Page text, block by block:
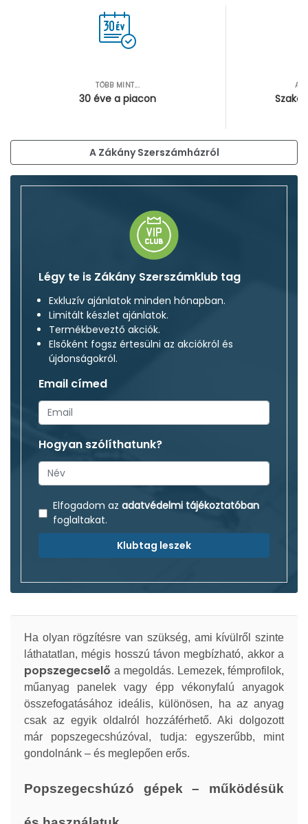
TÖBB MINT...
30 éve a piacon
A Zákány Szerszámházról
Légy te is Zákány Szerszámklub tag
Exkluzív ajánlatok minden hónapban.
Limitált készlet ajánlatok.
Termékbeveztő akciók.
Elsőként fogsz értesülni az akciókról és
újdonságokról.
Email címed
Hogyan szólíthatunk?
Elfogadom az adatvédelmi tájékoztatóban
foglaltakat.
Klubtag leszek
Ha olyan rögzítésre van szükség, ami kívülről szinte
láthatatlan, mégis hosszú távon megbízható, akkor a
popszegecselő a megoldás. Lemezek, fémprofilok,
műanyag panelek vagy épp vékonyfalú anyagok
összefogatásához ideális, különösen, ha az anyag
csak az egyik oldalról hozzáférhető. Aki dolgozott
már popszegecshúzóval, tudja: egyszerűbb, mint
gondolnánk – és meglepően erős.
Popszegecshúzó gépek – működésük